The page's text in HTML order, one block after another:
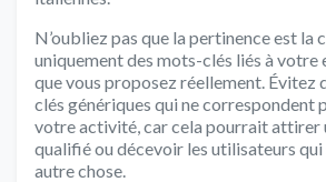
N’oubliez pas que la pertinence est la
uniquement des mots-clés liés à votre
que vous proposez réellement. Évitez
clés génériques qui ne correspondent
votre activité, car cela pourrait attirer
qualifié ou décevoir les utilisateurs qui
autre chose.